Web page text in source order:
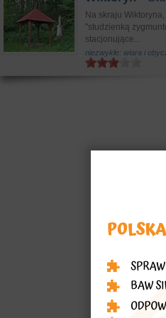
Na skraju
"studzienką
stacjonujące...
niezwykłe: wiara i